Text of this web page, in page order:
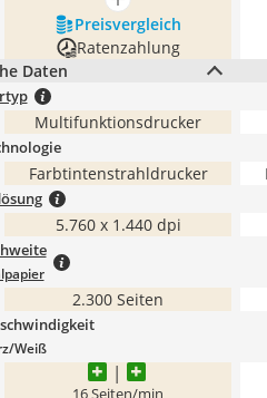
mehr anzeigen
Preis­vergleich
Ratenzahlung
Daten
Multifunktionsdrucker
Farbtintenstrahldrucker
5.760 x 1.440 dpi
2.300 Seiten
Weiß
16 Seiten/min